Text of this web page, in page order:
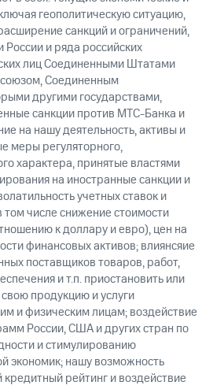
геополитическую ситуацию,
санкций и ограничений,
и ряда российских
лиц Соединенными Штатами
Соединенным
другими государствами,
санкции против МТС-Банка и
на нашу деятельность, активы и
меры регуляторного,
характера, принятые властями
на иностранные санкции и
учетных ставок и
числе снижение стоимости
к доллару и евро), цен на
финансовых активов; влиянсяие
поставщиков товаров, работ,
и т.п. приостановить или
продукцию и услуги
и физическим лицам; воздействие
России, США и других стран по
и стимулированию
экономик; нашу возможность
рейтинг и воздействие